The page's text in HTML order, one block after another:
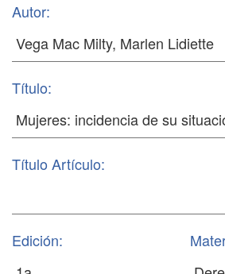
Autor:
Título:
Título Artículo:
Edición: